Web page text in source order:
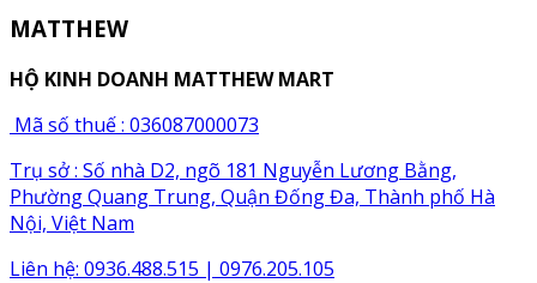
MATTHEW
HỘ KINH DOANH MATTHEW MART
Mã số thuế : 036087000073
Trụ sở : Số nhà D2, ngõ 181 Nguyễn Lương Bằng,
Phường Quang Trung, Quận Đống Đa, Thành phố Hà
Nội, Việt Nam
Liên hệ: 0936.488.515 | 0976.205.105